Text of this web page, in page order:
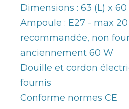
Dimensions : 63 (L) x
Ampoule : E27 - max
recommandée, non
anciennement 60 W
Douille et cordon
fournis
Conforme normes CE